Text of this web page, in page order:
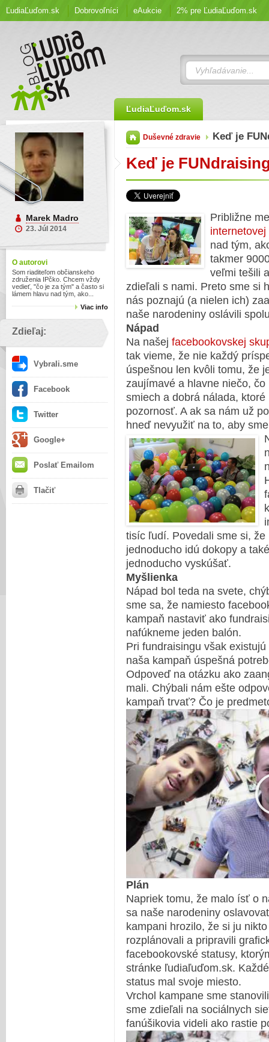
ĽudiaĽuďom.sk Dobrovoľníci eAukcie 2% pre ĽudiaĽuďom.sk
ĽudiaĽuďom.sk
Marek Madro
23. Júl 2014
O autorovi
Som riaditeľom občianskeho
združenia IPčko. Chcem vždy
vedieť, "čo je za tým" a často si
lámem hlavu nad tým, ako...
Viac info
Zdieľaj:
Vybrali.sme
Facebook
Twitter
Google+
Poslať Emailom
Tlačiť
Duševné zdravie Keď je
Keď je
Približne
nad tým,
takmer
veľmi tešili
zdieľali s nami. Preto sme si
nás poznajú (a nielen ich)
naše narodeniny oslávili
Nápad
Na našej facebookovskej
tak vieme, že nie každý
úspešnou len kvôli tomu, že
zaujímavé a hlavne niečo,
smiech a dobrá nálada,
pozornosť. A ak sa nám už
hneď nevyužiť na to, aby
tisíc ľudí. Povedali sme si,
jednoducho idú dokopy a
jednoducho vyskúšať.
Myšlienka
Nápad bol teda na svete,
sme sa, že namiesto
kampaň nastaviť ako
nafúkneme jeden balón.
Pri fundraisingu však
naša kampaň úspešná
Odpoveď na otázku ako
mali. Chýbali nám ešte
kampaň trvať? Čo je
Plán
Napriek tomu, že malo ísť o
sa naše narodeniny
kampani hrozilo, že si ju
rozplánovali a pripravili
facebookovské statusy,
stránke ľudiaľuďom.sk.
status mal svoje miesto.
Vrchol kampane sme
sme zdieľali na sociálnych
fanúšikovia videli ako rastie